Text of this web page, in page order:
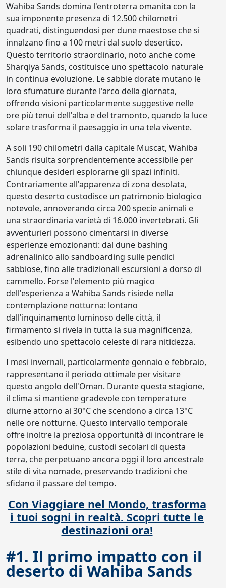
Wahiba Sands domina l'entroterra omanita con la
sua imponente presenza di 12.500 chilometri
quadrati, distinguendosi per dune maestose che si
innalzano fino a 100 metri dal suolo desertico.
Questo territorio straordinario, noto anche come
Sharqiya Sands, costituisce uno spettacolo naturale
in continua evoluzione. Le sabbie dorate mutano le
loro sfumature durante l'arco della giornata,
offrendo visioni particolarmente suggestive nelle
ore più tenui dell'alba e del tramonto, quando la luce
solare trasforma il paesaggio in una tela vivente.
A soli 190 chilometri dalla capitale Muscat, Wahiba
Sands risulta sorprendentemente accessibile per
chiunque desideri esplorarne gli spazi infiniti.
Contrariamente all'apparenza di zona desolata,
questo deserto custodisce un patrimonio biologico
notevole, annoverando circa 200 specie animali e
una straordinaria varietà di 16.000 invertebrati. Gli
avventurieri possono cimentarsi in diverse
esperienze emozionanti: dal dune bashing
adrenalinico allo sandboarding sulle pendici
sabbiose, fino alle tradizionali escursioni a dorso di
cammello. Forse l'elemento più magico
dell'esperienza a Wahiba Sands risiede nella
contemplazione notturna: lontano
dall'inquinamento luminoso delle città, il
firmamento si rivela in tutta la sua magnificenza,
esibendo uno spettacolo celeste di rara nitidezza.
I mesi invernali, particolarmente gennaio e febbraio,
rappresentano il periodo ottimale per visitare
questo angolo dell'Oman. Durante questa stagione,
il clima si mantiene gradevole con temperature
diurne attorno ai 30°C che scendono a circa 13°C
nelle ore notturne. Questo intervallo temporale
offre inoltre la preziosa opportunità di incontrare le
popolazioni beduine, custodi secolari di questa
terra, che perpetuano ancora oggi il loro ancestrale
stile di vita nomade, preservando tradizioni che
sfidano il passare del tempo.
Con Viaggiare nel Mondo, trasforma
i tuoi sogni in realtà. Scopri tutte le
destinazioni ora!
#1. Il primo impatto con il
deserto di Wahiba Sands